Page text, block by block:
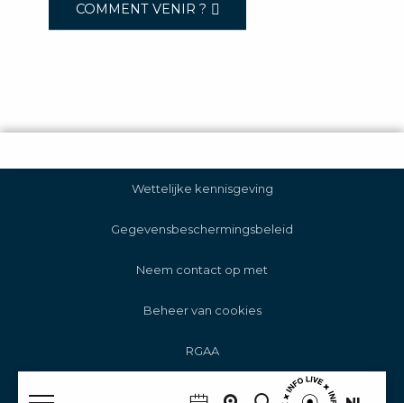
COMMENT VENIR ?
Wettelijke kennisgeving
Gegevensbeschermingsbeleid
Neem contact op met
Beheer van cookies
RGAA